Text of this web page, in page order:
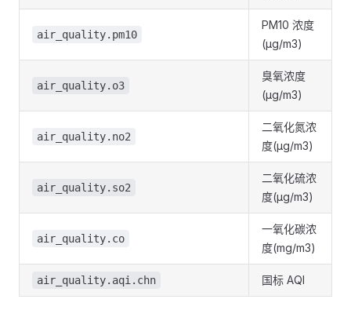
air_quality.pm10
PM10 浓度
(μg/m3)
air_quality.o3
臭氧浓度
(μg/m3)
air_quality.no2
二氧化氮浓
度(μg/m3)
air_quality.so2
二氧化硫浓
度(μg/m3)
air_quality.co
一氧化碳浓
度(mg/m3)
air_quality.aqi.chn 国标 AQI